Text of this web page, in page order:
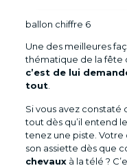
ballon chiffre 6
Une des meilleures
thématique de la fête
c’est de lui
tout.
Si vous avez
tout dès qu’il entend
tenez une piste.
son assiette dès que
chevauxà la télé ?